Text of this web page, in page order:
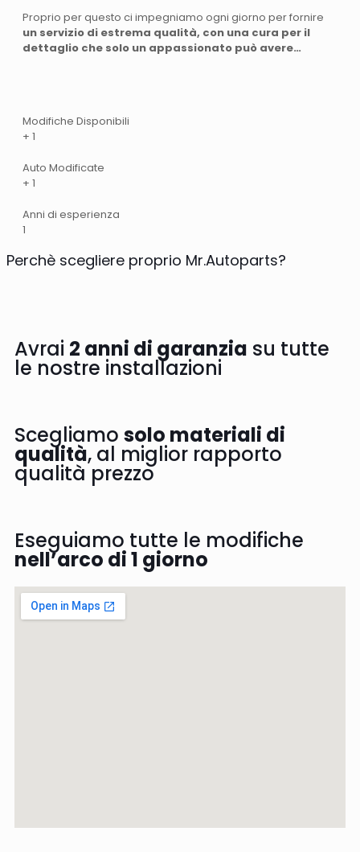
Proprio per questo ci impegniamo ogni giorno per fornire
un servizio di estrema qualità, con una cura per il
dettaglio che solo un appassionato può avere…
Modifiche Disponibili
+ 1
Auto Modificate
+ 1
Anni di esperienza
1
Perchè scegliere proprio Mr.Autoparts?
Avrai 2 anni di garanzia su tutte
le nostre installazioni
Scegliamo solo materiali di
qualità, al miglior rapporto
qualità prezzo
Eseguiamo tutte le modifiche
nell’arco di 1 giorno